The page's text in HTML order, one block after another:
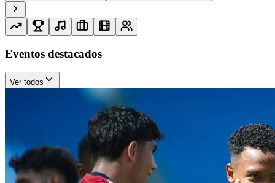
Eventos destacados
Ver todos